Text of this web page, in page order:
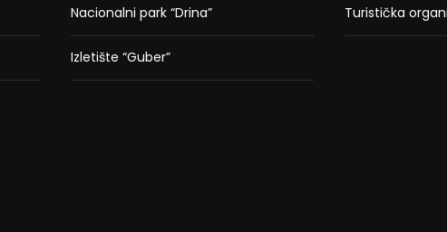
Nacionalni park “Drina”
Izletište “Guber”
Turistička